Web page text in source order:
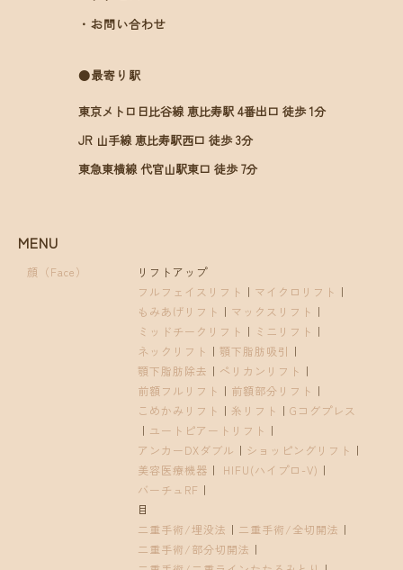
・お問い合わせ
●最寄り駅
東京メトロ日比谷線 恵比寿駅 4番出口 徒歩 1分
JR 山手線 恵比寿駅西口 徒歩 3分
東急東横線 代官山駅東口 徒歩 7分
MENU
顔（Face）
リフトアップ
フルフェイスリフト ｜ マイクロリフト ｜
もみあげリフト ｜ マックスリフト ｜
ミッドチークリフト ｜ ミニリフト ｜
ネックリフト ｜ 顎下脂肪吸引 ｜
顎下脂肪除去 ｜ ペリカンリフト ｜
前額フルリフト ｜ 前額部分リフト ｜
こめかみリフト ｜ 糸リフト ｜ Gコグプレス
｜ ユートピアートリフト ｜
アンカーDXダブル ｜ ショッピングリフト ｜
美容医療機器 ｜ HIFU(ハイプロ-V) ｜
バーチュRF ｜
目
二重手術/埋没法 ｜ 二重手術/全切開法 ｜
二重手術/部分切開法 ｜